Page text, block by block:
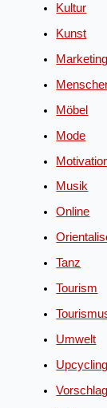
Kultur
Kunst
Marketing
Möbel
Mode
Musik
Online
Tanz
Tourism
Umwelt
Upcycling
Vorschlag